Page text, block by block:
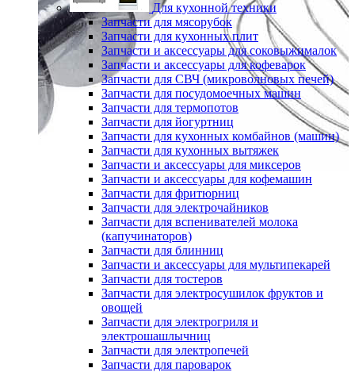
Для кухонной техники
Запчасти для мясорубок
Запчасти для кухонных плит
Запчасти и аксессуары для соковыжималок
Запчасти и аксессуары для кофеварок
Запчасти для СВЧ (микроволновых печей)
Запчасти для посудомоечных машин
Запчасти для термопотов
Запчасти для йогуртниц
Запчасти для кухонных комбайнов (машин)
Запчасти для кухонных вытяжек
Запчасти и аксессуары для миксеров
Запчасти и аксессуары для кофемашин
Запчасти для фритюрниц
Запчасти для электрочайников
Запчасти для вспенивателей молока
(капучинаторов)
Запчасти для блинниц
Запчасти и аксессуары для мультипекарей
Запчасти для тостеров
Запчасти для электросушилок фруктов и
овощей
Запчасти для электрогриля и
электрошашлычниц
Запчасти для электропечей
Запчасти для пароварок